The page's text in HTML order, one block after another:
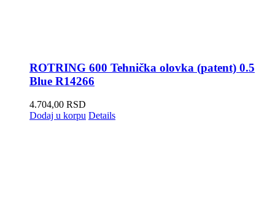
ROTRING 600 Tehnička olovka (patent) 0.5
Blue R14266
4.704,00 RSD
Dodaj u korpu Details